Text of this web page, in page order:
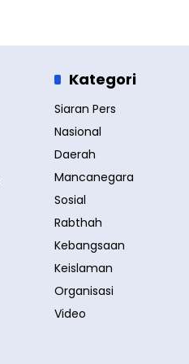
Kategori
Siaran Pers
Nasional
Daerah
Mancanegara
Sosial
Rabthah
Kebangsaan
Keislaman
Organisasi
Video